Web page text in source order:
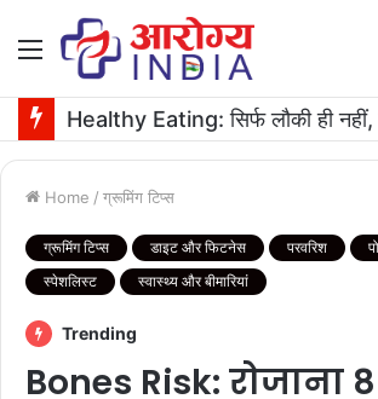
Menu
Home / ग्रूमिंग टिप्स
ग्रूमिंग टिप्स डाइट और फिटनेस परवरिश
स्पेशलिस्ट
स्वास्थ्य और बीमारियां
Trending
Bones Risk: रोजाना